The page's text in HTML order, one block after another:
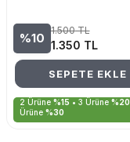
%10
1.500TL
1.350 TL
SEPETE EKLE
2 Ürüne %15 • 3 Ürüne %20
Ürüne %30